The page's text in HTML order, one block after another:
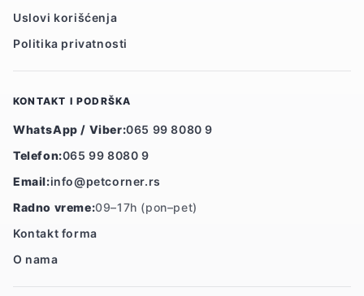
Uslovi korišćenja
Politika privatnosti
KONTAKT I PODRŠKA
WhatsApp / Viber:065 99 8080 9
Telefon:065 99 8080 9
Email:info@petcorner.rs
Radno vreme:09–17h (pon–pet)
Kontakt forma
O nama